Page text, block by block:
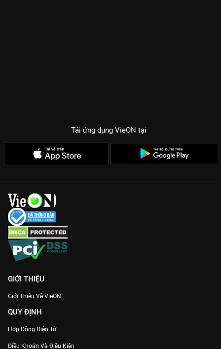
Tải ứng dụng VieON tại
GIỚI THIỆU
Giới Thiệu Về VieON
QUY ĐỊNH
Hợp Đồng Điện Tử
Điều Khoản Và Điều Kiện